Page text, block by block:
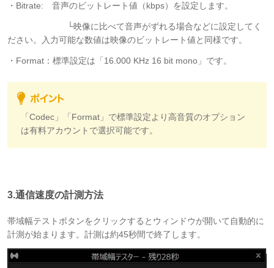
・Bitrate: 音声のビットレート値（kbps）を設定します。
└映像に比べて音声がずれる場合などに設定してく
ださい。入力可能な数値は映像のビットレート値と同様です。
・Format：標準設定は「16.000 KHz 16 bit mono」です。
「Codec」「Format」で標準設定より高音質のオプション
は有料アカウントで選択可能です。
3.通信速度の計測方法
帯域幅テストボタンをクリックするとウィンドウが開いて自動的に
計測が始まります。計測は約45秒間で終了します。